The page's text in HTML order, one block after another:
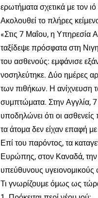
ερωτήματα σχετικά με τον
Ακολουθεί το πλήρες
«Στις 7 Μαΐου, η Υπηρεσία
ταξίδεψε πρόσφατα στη
του ασθενούς: εμφάνισε
νοσηλεύτηκε. Δύο ημέρες
των πιθήκων. Η ανίχνευση
συμπτώματα. Στην Αγγλία,
υποδηλώνει ότι οι
τα άτομα δεν είχαν επαφή
Επί του παρόντος, τα
Ευρώπης, στον Καναδά,
υπεύθυνους υγειονομικούς
Τι γνωρίζουμε όμως ως